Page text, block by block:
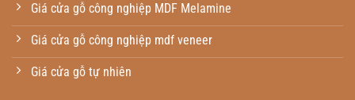
Giá cửa gỗ công nghiệp MDF Melamine
Giá cửa gỗ công nghiệp mdf veneer
Giá cửa gỗ tự nhiên